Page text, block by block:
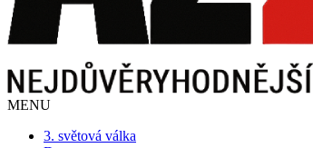
MENU
3. světová válka